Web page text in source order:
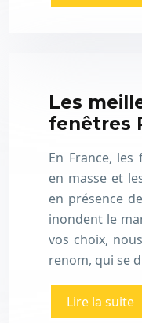
Les
fenêtres
En France, les
en masse et
en présence
inondent le
vos choix,
renom, qui se
Lire la suite